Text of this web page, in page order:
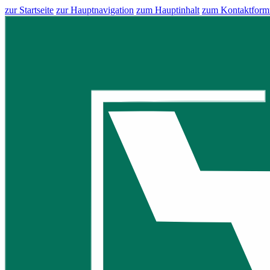
zur Startseite zur Hauptnavigation zum Hauptinhalt zum